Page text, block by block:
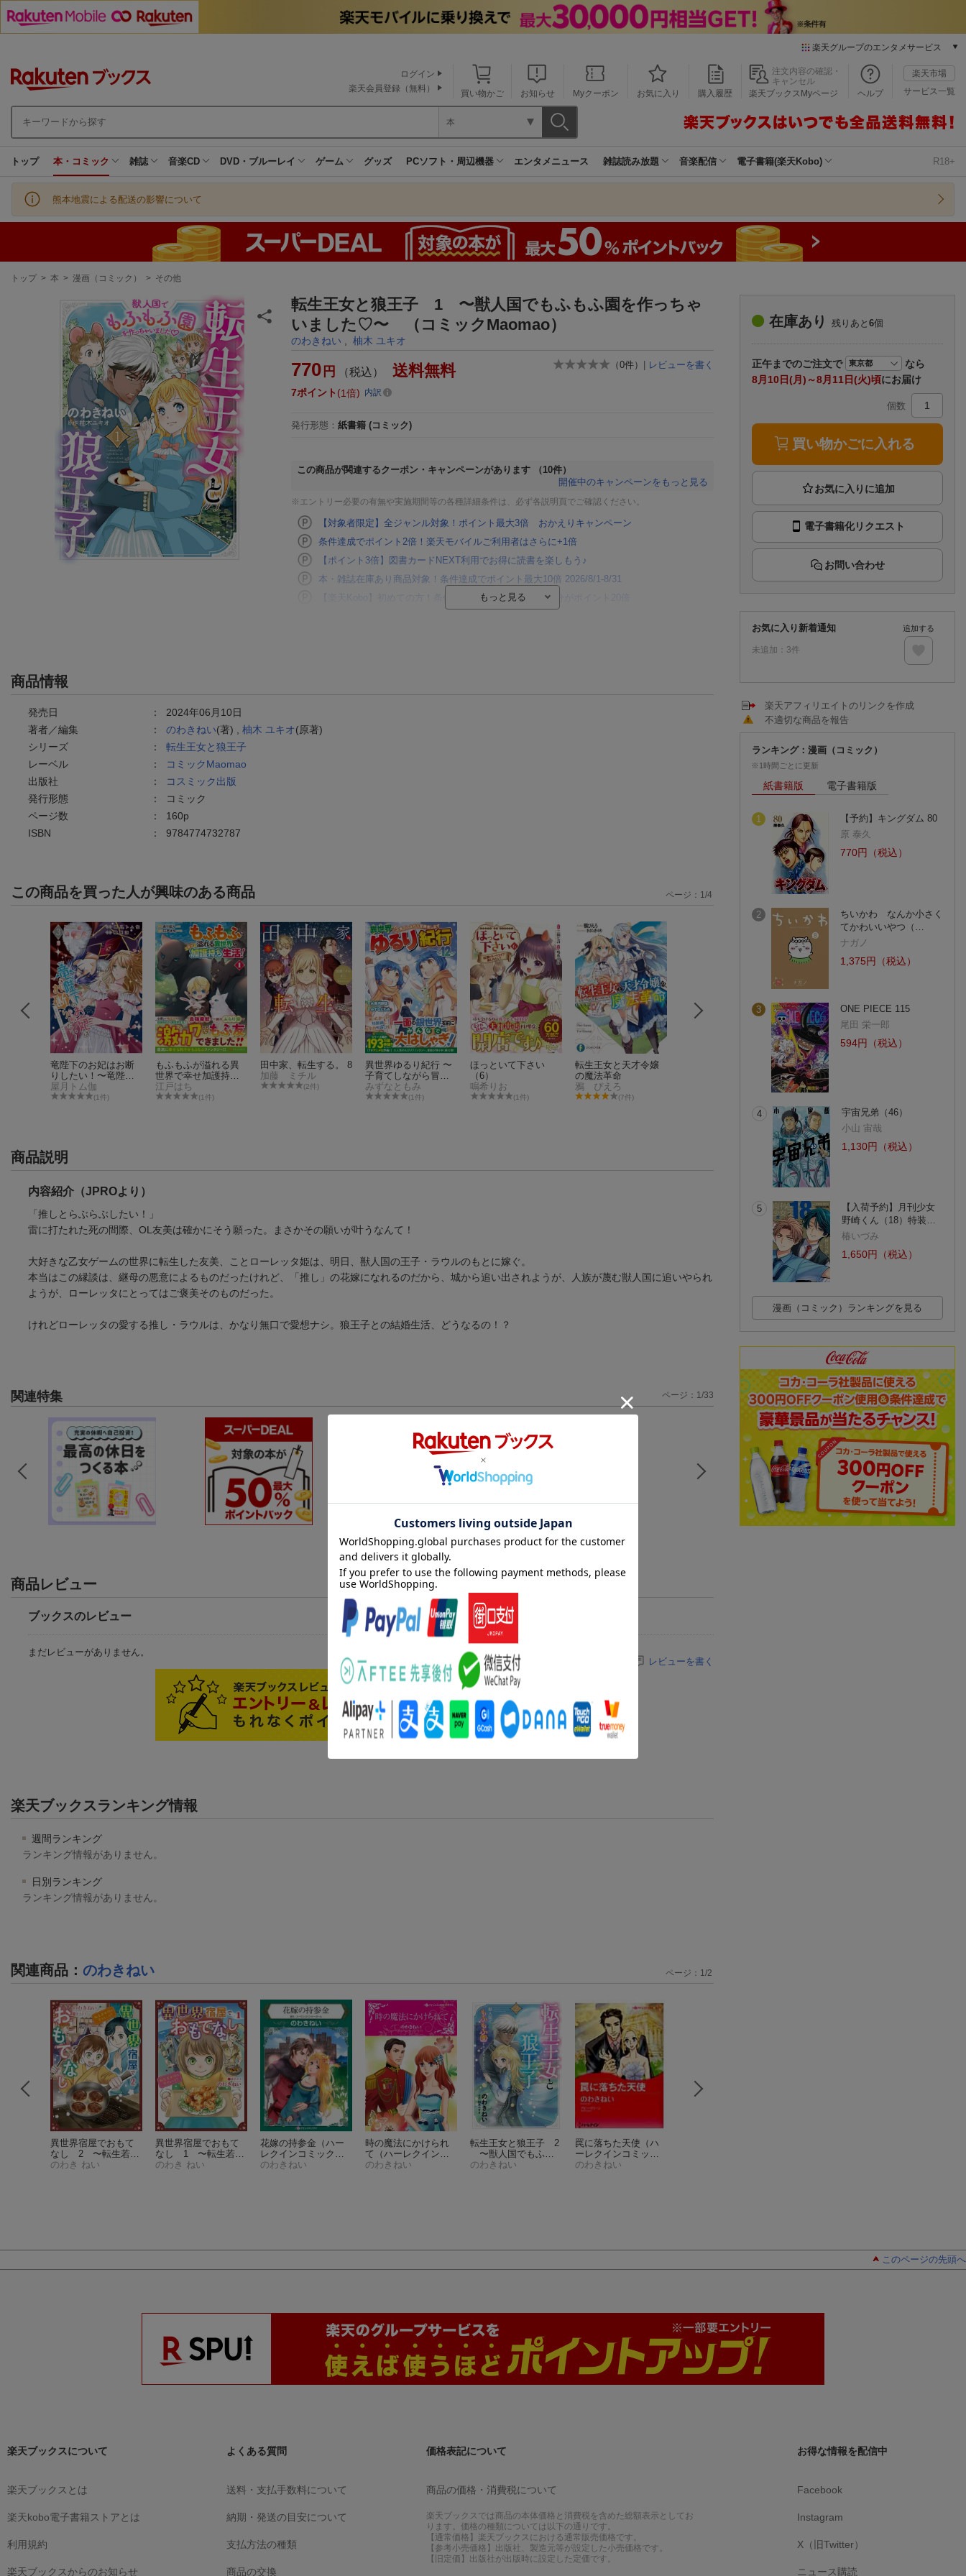
楽天グループのエンタメサービス
本/ゲーム/CD/DVD
楽天ブックス
楽天Kobo
楽天チケット
エンタメニュース
推し楽
買い物かご お知らせ Myクーポン お気に入り 購入履歴
注文内容の確認・
キャンセル
楽天ブックスMyページ
ヘルプ
楽天市場
サービス一覧
ログイン
楽天会員登録（無料）
本
トップ 本・コミック 雑誌 音楽CD DVD・ブルーレイ ゲーム グッズ PCソフト・周辺機器 エンタメニュース 雑誌読み放題 音楽配信 電子書籍(楽天Kobo) R18+
熊本地震による配送の影響について
現
トップ > 本 > 漫画（コミック） > その他
転生王女と狼王子 1 〜獣人国でもふもふ園を作っちゃ
いました♡〜 （コミックMaomao）
のわきねい 柚木 ユキオ
（0件） | レビューを書く
770 円 （税込） 送料無料
7ポイント 1倍 内訳
発行形態 ： 紙書籍 (コミック)
この商品が関連するクーポン・キャンペーンがあります
（10件）
開催中のキャンペーンをもっと見る
※エントリー必要の有無や実施期間等の各種詳細条件は、必ず各説明頁でご確認ください。
【対象者限定】全ジャンル対象！ポイント最大3倍 おかえりキャンペーン
条件達成でポイント2倍！楽天モバイルご利用者はさらに+1倍
【ポイント3倍】図書カードNEXT利用でお得に読書を楽しもう♪
本・雑誌在庫あり商品対象！条件達成でポイント最大10倍 2026/8/1-8/31
【楽天Kobo】初めての方！条件達成で楽天ブックス購入分がポイント20倍
商品情報
発売日 ： 2024年06月10日
著者／編集
： のわきねい(著) , 柚木 ユキオ(原著)
シリーズ
： 転生王女と狼王子
レーベル
：
コミックMaomao
出版社
：
コスミック出版
発行形態
：
コミック
ページ数
： 160p
ISBN
： 9784774732787
この商品を買った人が興味のある商品
竜陛下のお妃はお断
りしたい！〜竜陛下
は10番目の側妃を溺
愛中〜（3）
屋月トム伽
(1件)
もふもふが溢れる異
世界で幸せ加護持ち
生活！（1）
江戸はち
(1件)
田中家、転生する。 8
加藤 ミチル
(2件)
異世界ゆるり紀行 〜
子育てしながら冒険
者します〜（12）
みずなともみ
(1件)
ほっといて下さい
（6）
鳴希りお
(1件)
転生王女と天才令嬢
の魔法革命
鴉 ぴえろ
(7件)
優しい家族と、たく
さんのもふもふに囲
まれて。〜異世界で
（8）
ひのみち
ページ： 1 /4
商品説明
内容紹介（JPROより）
「推しとらぶらぶしたい！」
雷に打たれた死の間際、OL友美は確かにそう願った。まさかその願いが叶うなんて！
大好きな乙女ゲームの世界に転生した友美、ことローレッタ姫は、明日、獣人国の王子・ラウルのもとに嫁ぐ。
本当はこの縁談は、継母の悪意によるものだったけれど、「推し」の花嫁になれるのだから、城から追い出されようが、人族が蔑む獣人国に追いやられ
ようが、ローレッタにとってはご褒美そのものだった。
けれどローレッタの愛する推し・ラウルは、かなり無口で愛想ナシ。狼王子との結婚生活、どうなるの！？
関連特集 ページ：1/33
商品レビュー
ブックスのレビュー
まだレビューがありません。
レビューを書く
楽天ブックスランキング情報
週間ランキング
ランキング情報がありません。
日別ランキング
ランキング情報がありません。
関連商品 ： のわきねい
異世界宿屋でおもて
なし 2 〜転生若女
将の幸せレシピ！〜
のわき ねい
異世界宿屋でおもて
なし 1 〜転生若女
将の幸せレシピ！〜
のわき ねい
花嫁の持参金 （ハー
レクインコミック
ス 1006）
のわきねい
時の魔法にかけられ
て （ハーレクインコ
ミックス・キララ 8
のわきねい
転生王女と狼王子 2
〜獣人国でもふも
ふ園を作っちゃいま
のわきねい
罠に落ちた天使 （ハ
ーレクインコミック
ス☆キララ）
のわきねい
ページ： 1 /2
在庫あり 残りあと 6個
正午までのご注文で
なら
8月10日(月)～8月11日(火)頃にお届け
個数
買い物かごに入れる
電子書籍化リクエスト
お問い合わせ
お気に入り新着通知
未追加： 3件
追加する
楽天アフィリエイトのリンクを作成
不適切な商品を報告
ランキング：漫画（コミック）
※1時間ごとに更新
紙書籍版 電子書籍版
1
【予約】キングダム 80
原 泰久
770円（税込）
2
ちいかわ なんか小さく
てかわいいやつ（…
ナガノ
1,375円（税込）
3
ONE PIECE 115
尾田 栄一郎
594円（税込）
4
宇宙兄弟（46）
小山 宙哉
1,130円（税込）
5
【入荷予約】月刊少女
野崎くん（18）特装…
椿いづみ
1,650円（税込）
漫画（コミック）ランキングを見る
このページの先頭へ
楽天ブックスについて
楽天ブックスとは
楽天kobo電子書籍ストアとは
利用規約
楽天ブックスからのお知らせ
よくある質問
送料・支払手数料について
納期・発送の目安について
支払方法の種類
商品の交換
価格表記について
商品の価格・消費税について
楽天ブックスでは商品の本体価格と消費税を含めた総額表示としてお
ります。価格の種類については以下の通りです。
【通常価格】楽天ブックスにおける通常販売価格です。
【参考小売価格】出版社、製造元等が設定した小売価格です。
【旧定価】出版社が出版時に設定した定価です。
お得な情報を配信中
Facebook
Instagram
X（旧Twitter）
ニュース購読